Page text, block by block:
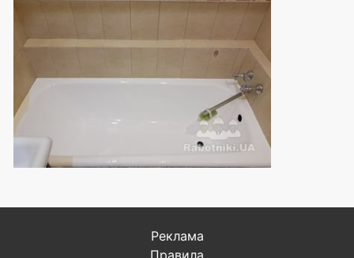
Реклама
Правила